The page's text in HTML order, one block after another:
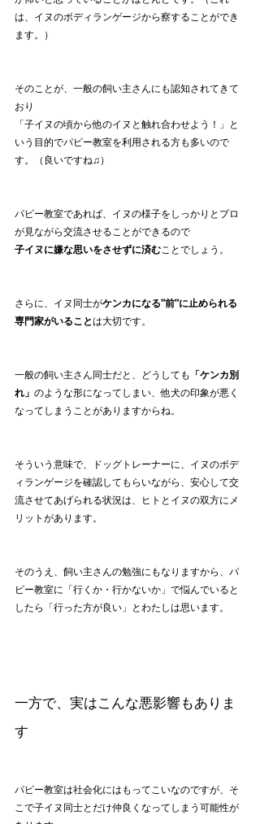
は、イヌのボディランゲージから察することができ
ます。）
そのことが、一般の飼い主さんにも認知されてきて
おり
「子イヌの頃から他のイヌと触れ合わせよう！」と
いう目的でパピー教室を利用される方も多いので
す。（良いですね♫）
パピー教室であれば、イヌの様子をしっかりとプロ
が見ながら交流させることができるので
子イヌに嫌な思いをさせずに済むことでしょう。
さらに、イヌ同士がケンカになる"前"に止められる
専門家がいることは大切です。
一般の飼い主さん同士だと、どうしても 「ケンカ別
れ」 のような形になってしまい、他犬の印象が悪く
なってしまうことがありますからね。
そういう意味で、ドッグトレーナーに、イヌのボデ
ィランゲージを確認してもらいながら、安心して交
流させてあげられる状況は、ヒトとイヌの双方にメ
リットがあります。
そのうえ、飼い主さんの勉強にもなりますから、パ
ピー教室に「行くか・行かないか」で悩んでいると
したら「行った方が良い」とわたしは思います。
一方で、実はこんな悪影響もありま
す
パピー教室は社会化にはもってこいなのですが、そ
こで子イヌ同士とだけ仲良くなってしまう可能性が